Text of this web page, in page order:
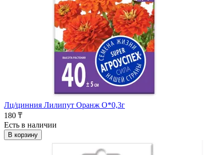
Лц/цинния Лилипут Оранж О*0,3г
180 ₸
Есть в наличии
В корзину